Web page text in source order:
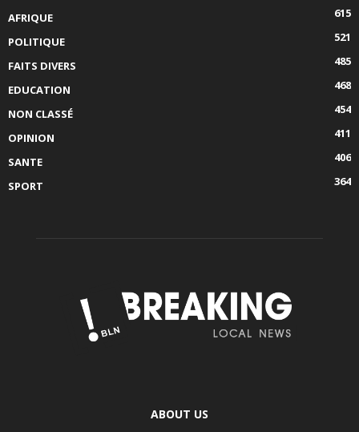
AFRIQUE
615
POLITIQUE
521
FAITS DIVERS
485
EDUCATION
468
NON CLASSÉ
454
OPINION
411
SANTE
406
SPORT
364
ABOUT US